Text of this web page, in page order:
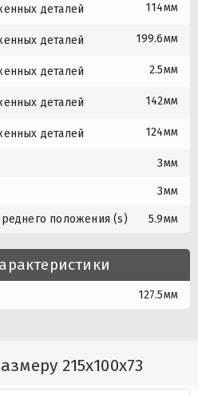
деталей 114мм
деталей 199.6мм
деталей 2.5мм
деталей 142мм
деталей 124мм
3мм
3мм
положения (s) 5.9мм
127.5мм
215x100x73